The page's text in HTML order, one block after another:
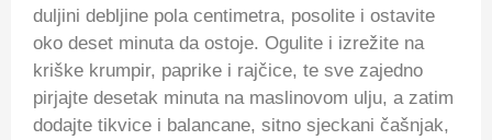
duljini debljine pola centimetra, posolite i ostavite
oko deset minuta da ostoje. Ogulite i izrežite na
kriške krumpir, paprike i rajčice, te sve zajedno
pirjajte desetak minuta na maslinovom ulju, a zatim
dodajte tikvice i balancane, sitno sjeckani čašnjak,